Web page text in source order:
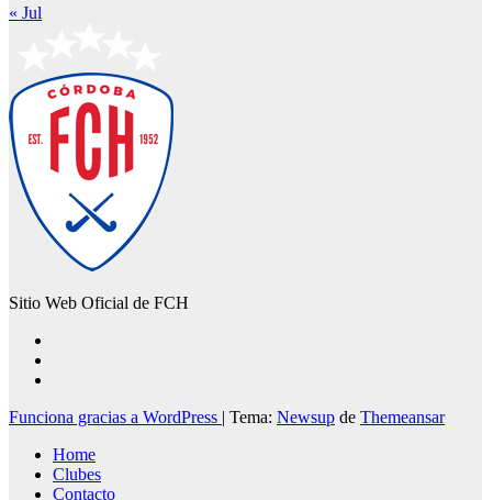
« Jul
Sitio Web Oficial de FCH
Funciona gracias a WordPress | Tema: Newsup de Themeansar
Home
Clubes
Contacto